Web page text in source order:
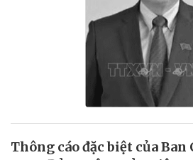
Thông cáo đặc biệt của